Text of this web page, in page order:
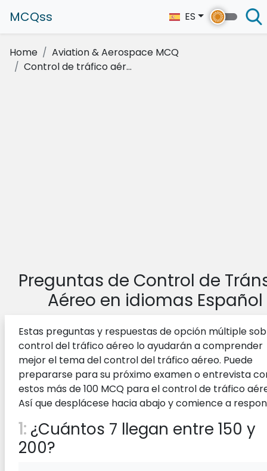
MCQss ES
Home
Aviation & Aerospace MCQ
Control de tráfico aér...
Preguntas de Control de
Aéreo en idiomas Español
Estas preguntas y respuestas de opción múltiple
control del tráfico aéreo lo ayudarán a comprender
mejor el tema del control del tráfico aéreo. Puede
prepararse para su próximo examen o entrevista
estos más de 100 MCQ para el control de tráfico
Así que desplácese hacia abajo y comience a
1: ¿Cuántos 7 llegan entre 150 y
200?